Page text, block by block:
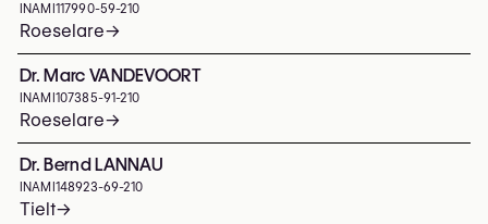
INAMI 117990-59-210
Roeselare→
Dr. Marc VANDEVOORT
INAMI 107385-91-210
Roeselare→
Dr. Bernd LANNAU
INAMI 148923-69-210
Tielt→